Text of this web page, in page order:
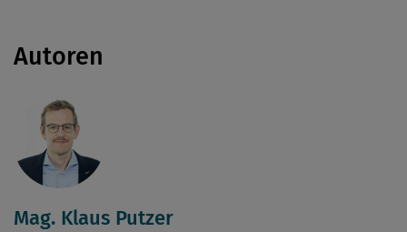
Autoren
Mag. Klaus Putzer